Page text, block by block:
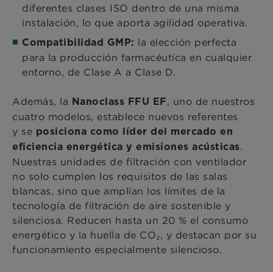
diferentes clases ISO dentro de una misma
instalación, lo que aporta agilidad operativa.
Compatibilidad GMP: la elección perfecta
para la producción farmacéutica en cualquier
entorno, de Clase A a Clase D.
Además, la Nanoclass FFU EF, uno de nuestros
cuatro modelos, establece nuevos referentes
y se posiciona como líder del mercado en
eficiencia energética y emisiones acústicas.
Nuestras unidades de filtración con ventilador
no solo cumplen los requisitos de las salas
blancas, sino que amplían los límites de la
tecnología de filtración de aire sostenible y
silenciosa. Reducen hasta un 20 % el consumo
energético y la huella de CO₂, y destacan por su
funcionamiento especialmente silencioso.